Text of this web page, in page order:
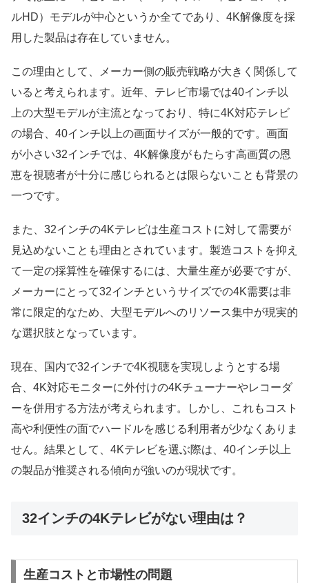
ルHD）モデルが中心というか全てであり、4K解像度を採
用した製品は存在していません。
この理由として、メーカー側の販売戦略が大きく関係して
いると考えられます。近年、テレビ市場では40インチ以
上の大型モデルが主流となっており、特に4K対応テレビ
の場合、40インチ以上の画面サイズが一般的です。画面
が小さい32インチでは、4K解像度がもたらす高画質の恩
恵を視聴者が十分に感じられるとは限らないことも背景の
一つです。
また、32インチの4Kテレビは生産コストに対して需要が
見込めないことも理由とされています。製造コストを抑え
て一定の採算性を確保するには、大量生産が必要ですが、
メーカーにとって32インチというサイズでの4K需要は非
常に限定的なため、大型モデルへのリソース集中が現実的
な選択肢となっています。
現在、国内で32インチで4K視聴を実現しようとする場
合、4K対応モニターに外付けの4Kチューナーやレコーダ
ーを併用する方法が考えられます。しかし、これもコスト
高や利便性の面でハードルを感じる利用者が少なくありま
せん。結果として、4Kテレビを選ぶ際は、40インチ以上
の製品が推奨される傾向が強いのが現状です。
32インチの4Kテレビがない理由は？
生産コストと市場性の問題